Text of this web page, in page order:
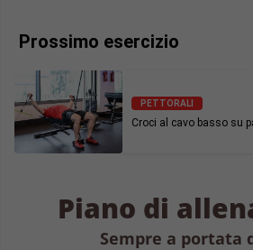
Prossimo esercizio
PETTORALI
Croci al cavo basso su
Piano di
Sempre a portata